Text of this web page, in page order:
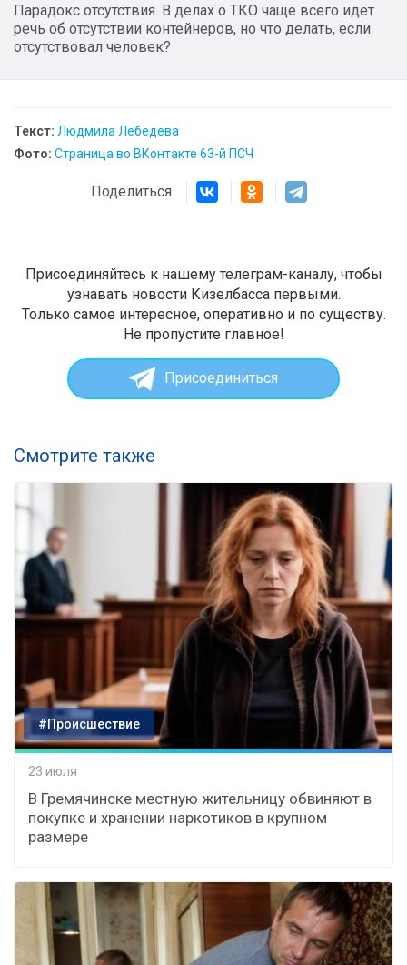
Парадокс отсутствия. В делах о ТКО чаще всего идёт
речь об отсутствии контейнеров, но что делать, если
отсутствовал человек?
Текст: Людмила Лебедева
Фото: Страница во ВКонтакте 63-й ПСЧ
Поделиться
Присоединяйтесь к нашему телеграм-каналу, чтобы
узнавать новости Кизелбасса первыми.
Только самое интересное, оперативно и по существу.
Не пропустите главное!
Присоединиться
Смотрите также
#Происшествие
23 июля
В Гремячинске местную жительницу обвиняют в
покупке и хранении наркотиков в крупном
размере